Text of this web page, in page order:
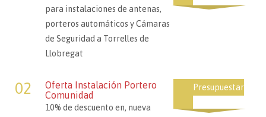
para instalaciones de antenas,
porteros automáticos y Cámaras
de Seguridad a Torrelles de
Llobregat
02
Oferta Instalación Portero
Comunidad
10% de descuento en, nueva
Presupuestar